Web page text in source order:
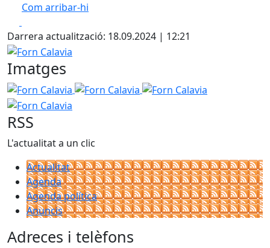
Com arribar-hi
+
−
Darrera actualització: 18.09.2024 | 12:21
Forn Calavia
Imatges
Forn Calavia Forn Calavia Forn Calavia
RSS
L'actualitat a un clic
Actualitat
Agenda
Agenda política
Anuncis
Adreces i telèfons